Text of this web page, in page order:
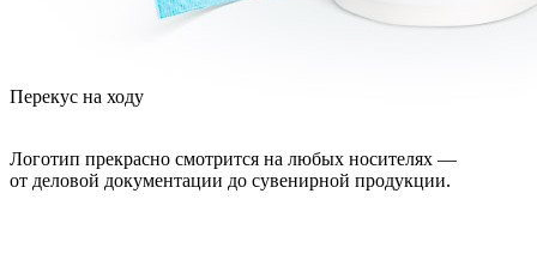
Перекус на ходу
Логотип прекрасно смотрится на любых носителях —
от деловой документации до сувенирной продукции.